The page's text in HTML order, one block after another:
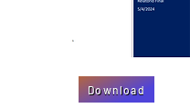
Download